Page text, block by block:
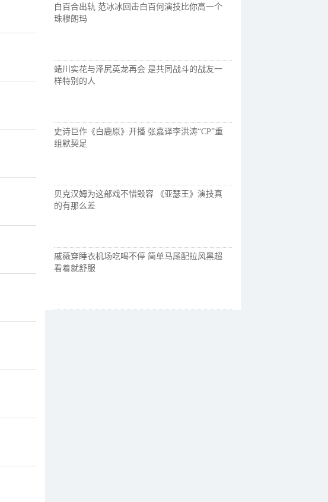
白百合出轨 范冰冰回击白百何演技比你高一个
珠穆朗玛
蜷川实花与泽尻英龙再会 是共同战斗的战友一
样特别的人
史诗巨作《白鹿原》开播 张嘉译李洪涛“CP”重
组默契足
贝克汉姆为这部戏不惜毁容 《亚瑟王》演技真
的有那么差
戚薇穿睡衣机场吃喝不停 简单马尾配拉风黑超
看着就舒服